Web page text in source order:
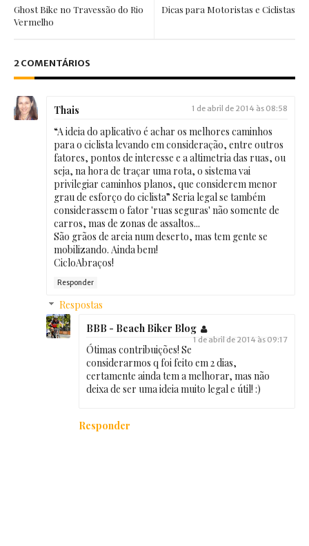
Dicas para Motoristas e Ciclistas
Ghost Bike no Travessão do Rio
Vermelho
2 COMENTÁRIOS
Thais 1 de abril de 2014 às 08:58
“A ideia do aplicativo é achar os melhores caminhos
para o ciclista levando em consideração, entre outros
fatores, pontos de interesse e a altimetria das ruas, ou
seja, na hora de traçar uma rota, o sistema vai
privilegiar caminhos planos, que considerem menor
grau de esforço do ciclista” Seria legal se também
considerassem o fator 'ruas seguras' não somente de
carros, mas de zonas de assaltos...
São grãos de areia num deserto, mas tem gente se
mobilizando. Ainda bem!
CicloAbraços!
Responder
Respostas
BBB - Beach Biker Blog
1 de abril de 2014 às 09:17
Ótimas contribuições! Se
considerarmos q foi feito em 2 dias,
certamente ainda tem a melhorar, mas não
deixa de ser uma ideia muito legal e útil! :)
Responder